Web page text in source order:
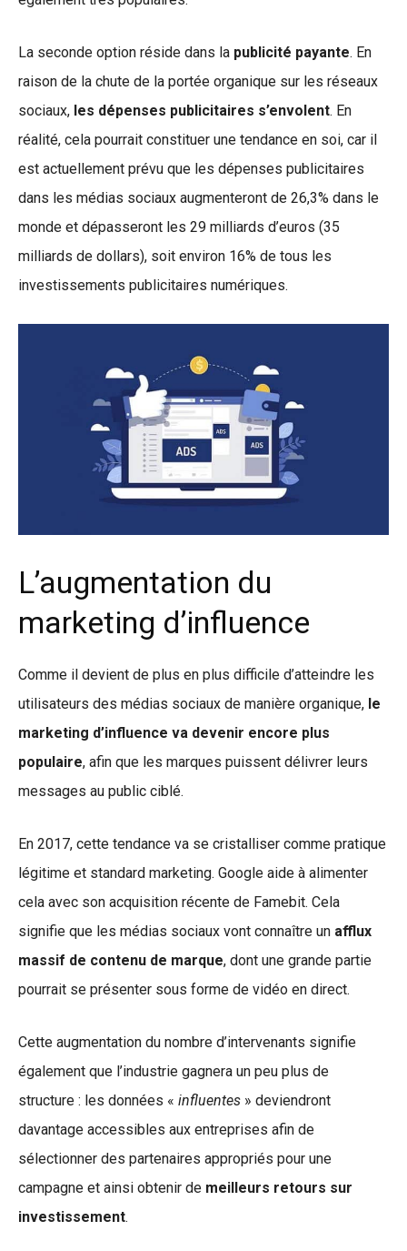
La seconde option réside dans la publicité payante. En
raison de la chute de la portée organique sur les réseaux
sociaux, les dépenses publicitaires s’envolent. En
réalité, cela pourrait constituer une tendance en soi, car il
est actuellement prévu que les dépenses publicitaires
dans les médias sociaux augmenteront de 26,3% dans le
monde et dépasseront les 29 milliards d’euros (35
milliards de dollars), soit environ 16% de tous les
investissements publicitaires numériques.
L’augmentation du
marketing d’influence
Comme il devient de plus en plus difficile d’atteindre les
utilisateurs des médias sociaux de manière organique, le
marketing d’influence va devenir encore plus
populaire, afin que les marques puissent délivrer leurs
messages au public ciblé.
En 2017, cette tendance va se cristalliser comme pratique
légitime et standard marketing. Google aide à alimenter
cela avec son acquisition récente de Famebit. Cela
signifie que les médias sociaux vont connaître un afflux
massif de contenu de marque, dont une grande partie
pourrait se présenter sous forme de vidéo en direct.
Cette augmentation du nombre d’intervenants signifie
également que l’industrie gagnera un peu plus de
structure : les données « influentes » deviendront
davantage accessibles aux entreprises afin de
sélectionner des partenaires appropriés pour une
campagne et ainsi obtenir de meilleurs retours sur
investissement.